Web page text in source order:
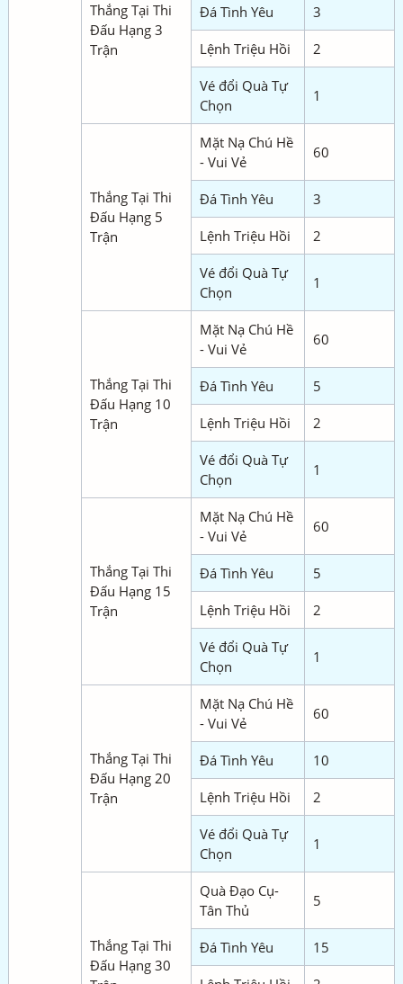
Thắng Tại Thi
Đấu Hạng 3
Trận
Đá Tình Yêu 3
Lệnh Triệu Hồi 2
Vé đổi Quà Tự
Chọn
1
Thắng Tại Thi
Đấu Hạng 5
Trận
Mặt Nạ Chú Hề
- Vui Vẻ
60
Đá Tình Yêu 3
Lệnh Triệu Hồi 2
Vé đổi Quà Tự
Chọn
1
Thắng Tại Thi
Đấu Hạng 10
Trận
Mặt Nạ Chú Hề
- Vui Vẻ
60
Đá Tình Yêu 5
Lệnh Triệu Hồi 2
Vé đổi Quà Tự
Chọn
1
Thắng Tại Thi
Đấu Hạng 15
Trận
Mặt Nạ Chú Hề
- Vui Vẻ
60
Đá Tình Yêu 5
Lệnh Triệu Hồi 2
Vé đổi Quà Tự
Chọn
1
Thắng Tại Thi
Đấu Hạng 20
Trận
Mặt Nạ Chú Hề
- Vui Vẻ
60
Đá Tình Yêu 10
Lệnh Triệu Hồi 2
Vé đổi Quà Tự
Chọn
1
Thắng Tại Thi
Đấu Hạng 30
Quà Đạo Cụ-
Tân Thủ
5
Đá Tình Yêu 15